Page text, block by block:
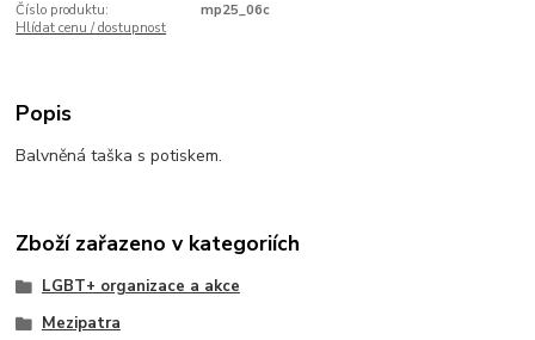
Číslo produktu:
mp25_06c
Hlídat cenu / dostupnost
Popis
Balvněná taška s potiskem.
Zboží zařazeno v kategoriích
LGBT+ organizace a akce
Mezipatra